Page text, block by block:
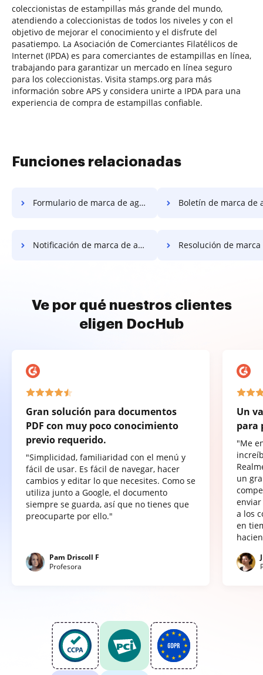
coleccionistas de estampillas más grande del mundo,
atendiendo a coleccionistas de todos los niveles y con el
objetivo de mejorar el conocimiento y el disfrute del
pasatiempo. La Asociación de Comerciantes Filatélicos de
Internet (IPDA) es para comerciantes de estampillas en línea,
trabajando para garantizar un mercado en línea seguro
para los coleccionistas. Visita stamps.org para más
información sobre APS y considera unirte a IPDA para una
experiencia de compra de estampillas confiable.
Funciones relacionadas
Formulario de marca de agua de declaración jurada Boletín de marca de agua del
Notificación de marca de agua del formulario Resolución de marca de agua del
Ve por qué nuestros clientes
eligen DocHub
Gran solución para documentos
PDF con muy poco conocimiento
previo requerido.
"Simplicidad, familiaridad con el menú y
fácil de usar. Es fácil de navegar, hacer
cambios y editar lo que necesites. Como se
utiliza junto a Google, el documento
siempre se guarda, así que no tienes que
preocuparte por ello."
Pam Driscoll F
Profesora
Un
para
"Me
un
a los
en